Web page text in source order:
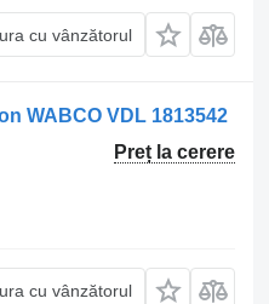
cu vânzătorul
WABCO VDL 1813542
Preț la cerere
cu vânzătorul